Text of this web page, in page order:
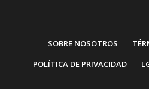
SOBRE NOSOTROS
POLÍTICA DE PRIVACIDAD